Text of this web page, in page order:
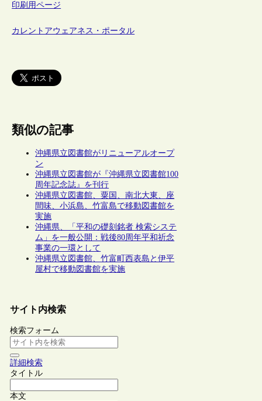
印刷用ページ
カレントアウェアネス・ポータル
類似の記事
沖縄県立図書館がリニューアルオープ
ン
沖縄県立図書館が『沖縄県立図書館100
周年記念誌』を刊行
沖縄県立図書館、粟国、南北大東、座
間味、小浜島、竹富島で移動図書館を
実施
沖縄県、「平和の礎刻銘者 検索システ
ム」を一般公開：戦後80周年平和祈念
事業の一環として
沖縄県立図書館、竹富町西表島と伊平
屋村で移動図書館を実施
サイト内検索
検索フォーム
詳細検索
タイトル
本文